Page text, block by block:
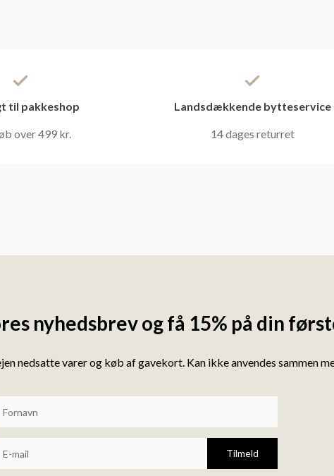
til pakkeshop
over 499 kr.
Landsdækkende bytteservice
14 dages returret
nyhedsbrev og få 15% på din
nedsatte varer og køb af gavekort. Kan ikke anvendes sammen
Tilmeld